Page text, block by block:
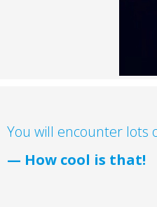
You will encounter lots
— How cool is that!